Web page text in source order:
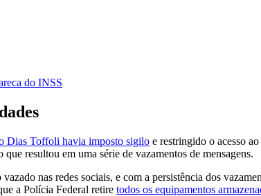
do INSS
Dias Toffoli havia imposto sigilo e restringido o acesso
resultou em uma série de vazamentos de mensagens.
nas redes sociais, e com a persistência dos
a Polícia Federal retire todos os equipamentos